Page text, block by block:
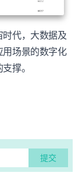
代，大数据及
场景的数字化
撑。